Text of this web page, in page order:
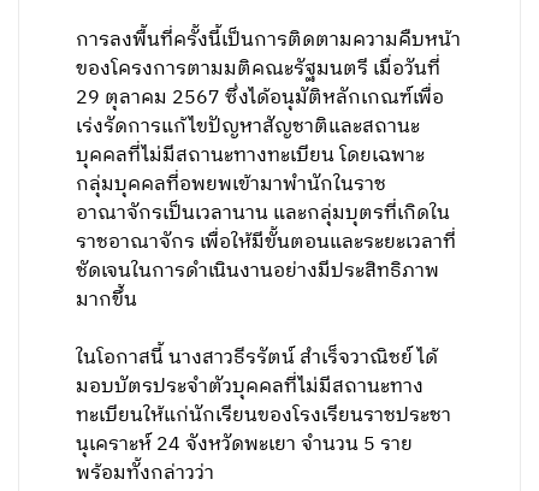
การลงพื้นที่ครั้งนี้เป็นการติดตามความคืบหน้า
ของโครงการตามมติคณะรัฐมนตรี เมื่อวันที่
29 ตุลาคม 2567 ซึ่งได้อนุมัติหลักเกณฑ์เพื่อ
เร่งรัดการแก้ไขปัญหาสัญชาติและสถานะ
บุคคลที่ไม่มีสถานะทางทะเบียน โดยเฉพาะ
กลุ่มบุคคลที่อพยพเข้ามาพำนักในราช
อาณาจักรเป็นเวลานาน และกลุ่มบุตรที่เกิดใน
ราชอาณาจักร เพื่อให้มีขั้นตอนและระยะเวลาที่
ชัดเจนในการดำเนินงานอย่างมีประสิทธิภาพ
มากขึ้น
ในโอกาสนี้ นางสาวธีรรัตน์ สำเร็จวาณิชย์ ได้
มอบบัตรประจำตัวบุคคลที่ไม่มีสถานะทาง
ทะเบียนให้แก่นักเรียนของโรงเรียนราชประชา
นุเคราะห์ 24 จังหวัดพะเยา จำนวน 5 ราย
พร้อมทั้งกล่าวว่า